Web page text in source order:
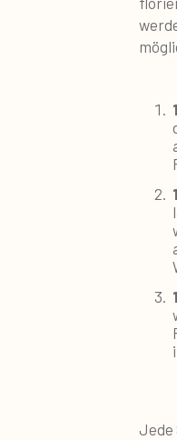
Jede